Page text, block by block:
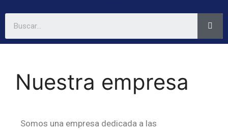
Nuestra empresa
Somos una empresa dedicada a las